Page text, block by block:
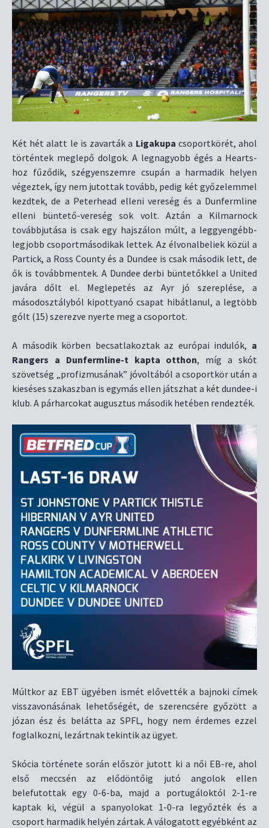
Két hét alatt le is zavarták a Ligakupa csoportkörét, ahol
történtek meglepő dolgok. A legnagyobb égés a Hearts-
hoz fűződik, szégyenszemre csupán a harmadik helyen
végeztek, így nem jutottak tovább, pedig két győzelemmel
kezdtek, de a Peterhead elleni vereség és a Dunfermline
elleni büntető-vereség sok volt. Aztán a Kilmarnock
továbbjutása is csak egy hajszálon múlt, a leggyengébb-
legjobb csoportmásodikak lettek. Az élvonalbeliek közül a
Partick, a Ross County és a Dundee is csak második lett, de
ők is továbbmentek. A Dundee derbi büntetőkkel a United
javára dőlt el. Meglepetés az Ayr jó szereplése, a
másodosztályból kipottyanó csapat hibátlanul, a legtöbb
gólt (15) szerezve nyerte meg a csoportot.
A második körben becsatlakoztak az európai indulók, a
Rangers a Dunfermline-t kapta otthon, míg a skót
szövetség „profizmusának” jóvoltából a csoportkör után a
kieséses szakaszban is egymás ellen játszhat a két dundee-i
klub. A párharcokat augusztus második hetében rendezték.
Múltkor az EBT ügyében ismét elővették a bajnoki címek
visszavonásának lehetőségét, de szerencsére győzött a
józan ész és belátta az SPFL, hogy nem érdemes ezzel
foglalkozni, lezártnak tekintik az ügyet.
Skócia története során először jutott ki a női EB-re, ahol
első meccsén az elődöntőig jutó angolok ellen
belefutottak egy 0-6-ba, majd a portugáloktól 2-1-re
kaptak ki, végül a spanyolokat 1-0-ra legyőzték és a
csoport harmadik helyén zártak. A válogatott egyébként az